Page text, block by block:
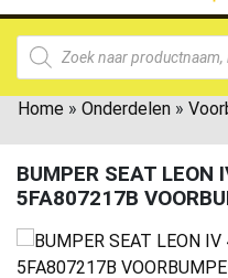
Home » Onderdelen »
BUMPER SEAT LEON
5FA807217B